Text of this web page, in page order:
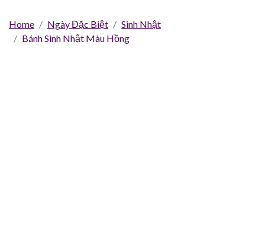
Home Ngày Đặc Biệt
Sinh Nhật
Bánh Sinh Nhật Màu Hồng